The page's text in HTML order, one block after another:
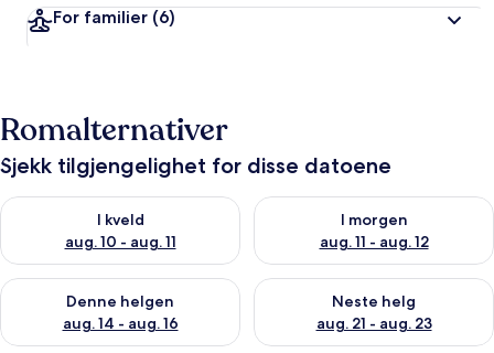
For familier (6)
Romalternativer
Sjekk tilgjengelighet for disse datoene
I kveld
aug. 10 - aug. 11
Sjekk tilgjengelighet for i kveld, aug. 10 - aug. 11
I morgen
aug. 11 - aug. 12
Sjekk tilgjengelighet for i
Denne helgen
aug. 14 - aug. 16
Sjekk tilgjengelighet for denne helgen, aug. 14 - aug. 16
Neste helg
aug. 21 - aug. 23
Sjekk tilgjengelighet for